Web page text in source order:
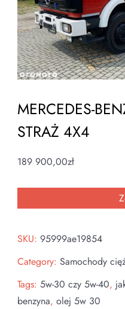
MERCEDES-
STRAŻ 4X4
189 900,00zł
SKU: 95999ae19854
Category: Samochody
Tags: 5w-30 czy 5w-40,
benzyna, olej 5w 30